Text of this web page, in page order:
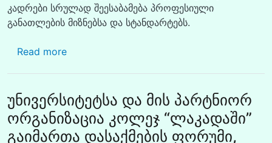
კადრები სრულად შეესაბამება პროფესიული
განათლების მიზნებსა და სტანდარტებს.
Read moreabout უნივერსიტეტის სტრატეგიულმა
უნივერსიტეტსა და მის პარტნიორ
ორგანიზაცია კოლეჯ “ლაკადაში”
გაიმართა დასაქმების ფორუმი,